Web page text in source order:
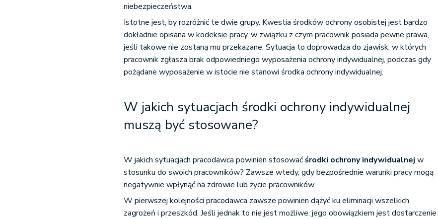
niebezpieczeństwa.
Istotne jest, by rozróżnić te dwie grupy. Kwestia środków ochrony osobistej jest bardzo
dokładnie opisana w kodeksie pracy, w związku z czym pracownik posiada pewne prawa,
jeśli takowe nie zostaną mu przekazane. Sytuacja to doprowadza do zjawisk, w których
pracownik zgłasza brak odpowiedniego wyposażenia ochrony indywidualnej, podczas gdy
pożądane wyposażenie w istocie nie stanowi środka ochrony indywidualnej.
W jakich sytuacjach środki ochrony indywidualnej
muszą być stosowane?
W jakich sytuacjach pracodawca powinien stosowaćśrodki ochrony indywidualnej w
stosunku do swoich pracowników? Zawsze wtedy, gdy bezpośrednie warunki pracy mogą
negatywnie wpłynąć na zdrowie lub życie pracowników.
W pierwszej kolejności pracodawca zawsze powinien dążyć ku eliminacji wszelkich
zagrożeń i przeszkód. Jeśli jednak to nie jest możliwe, jego obowiązkiem jest dostarczenie